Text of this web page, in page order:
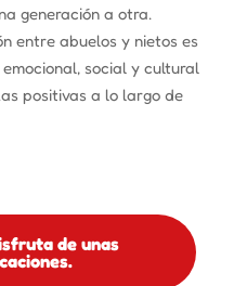
generación a otra.
entre abuelos y nietos es
social y cultural
positivas a lo largo de
de unas